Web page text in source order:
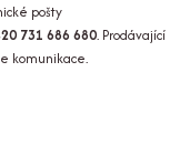
pošty
731 686 680. Prodávající
komunikace.